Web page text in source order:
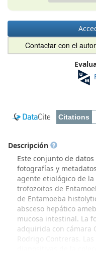
Contactar con el autor
Descripción
Este conjunto de
fotografías y
agente etiológico de
trofozoitos de
de Entamoeba
absceso hepático
mucosa intestinal. La
adquirida con cámara
Rodrigo Contreras.